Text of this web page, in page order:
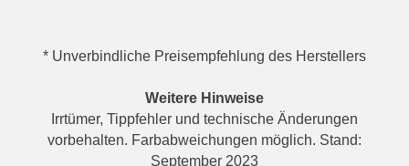
* Unverbindliche Preisempfehlung des Herstellers
Weitere Hinweise
Irrtümer, Tippfehler und technische Änderungen
vorbehalten. Farbabweichungen möglich. Stand:
September 2023